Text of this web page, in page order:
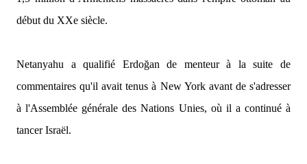
début du XXe siècle.
Netanyahu a qualifié Erdoğan de menteur à la suite de
commentaires qu'il avait tenus à New York avant de s'adresser
à l'Assemblée générale des Nations Unies, où il a continué à
tancer Israël.